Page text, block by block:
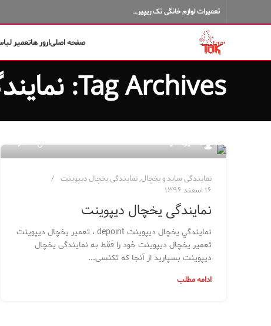
تعمیرات لوازم خانگی تک ریپیر…
صفحه اصلیارور هاتعمیر
Tag Archives: نمایندگی یخچال فریزر دیپوینت
مدیر سایت
نمایندگی ساید و یخچال,نمایندگی یخچال دیپوینت
۱۶ اسفند ۱۳۹۶
نمایندگی یخچال دیپوینت
نمايندگي یخچال ديپوينت depoint ، تعمیر یخچال دیپوینت
تعمیر یخچال دیپوینت خود را فقط به نمایندگی یخچال
دیپوینت بسپارید از آنجا که تکنسی...
ادامه مطلب